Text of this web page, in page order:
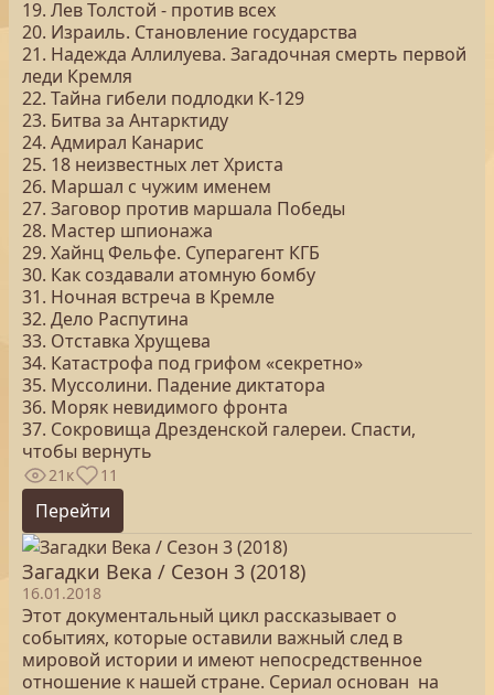
19. Лев Толстой - против всех
20. Израиль. Становление государства
21. Надежда Аллилуева. Загадочная смерть первой
леди Кремля
22. Тайна гибели подлодки К-129
23. Битва за Антарктиду
24. Адмирал Канарис
25. 18 неизвестных лет Христа
26. Маршал с чужим именем
27. Заговор против маршала Победы
28. Мастер шпионажа
29. Хайнц Фельфе. Суперагент КГБ
30. Как создавали атомную бомбу
31. Ночная встреча в Кремле
32. Дело Распутина
33. Отставка Хрущева
34. Катастрофа под грифом «секретно»
35. Муссолини. Падение диктатора
36. Моряк невидимого фронта
37. Сокровища Дрезденской галереи. Спасти,
чтобы вернуть
21к 11
Перейти
Загадки Века / Сезон 3 (2018)
16.01.2018
Этот документальный цикл рассказывает о
событиях, которые оставили важный след в
мировой истории и имеют непосредственное
отношение к нашей стране. Сериал основан на